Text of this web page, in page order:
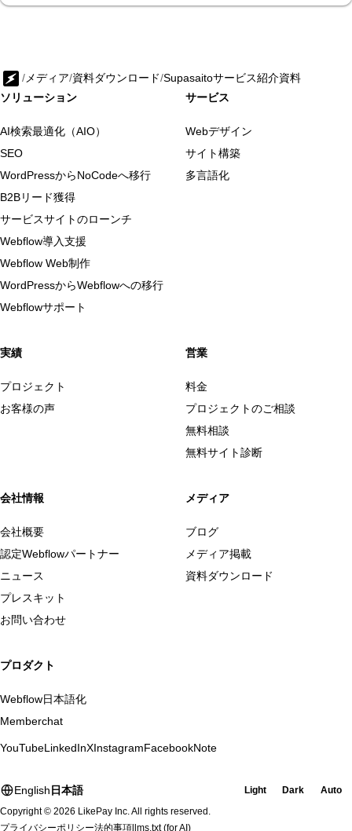
/ メディア/資料ダウンロード/Supasaitoサービス紹介資料
ソリューション
AI検索最適化（AIO）
SEO
WordPressからNoCodeへ移行
B2Bリード獲得
サービスサイトのローンチ
Webflow導入支援
Webflow Web制作
WordPressからWebflowへの移行
Webflowサポート
サービス
Webデザイン
サイト構築
多言語化
実績
プロジェクト
お客様の声
営業
料金
プロジェクトのご相談
無料相談
無料サイト診断
会社情報
会社概要
認定Webflowパートナー
ニュース
プレスキット
お問い合わせ
メディア
ブログ
メディア掲載
資料ダウンロード
プロダクト
Webflow日本語化
Memberchat
YouTubeLinkedInXInstagramFacebookNote
English日本語 Light Dark
Auto
Copyright © 2026 LikePay Inc. All rights reserved.
プライバシーポリシー法的事項 llms.txt(for AI)